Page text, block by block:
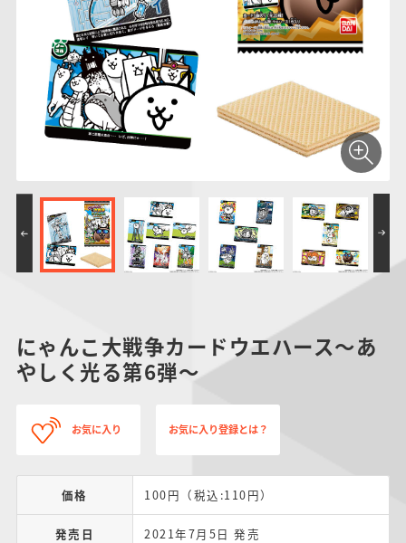
仮面ライダーシリー
ズ
PROJECT R.E.D.・
スーパー戦隊シリー
ズ
ガンダムシリーズ
ポケットモンスター
アンパンマン
サンリオキャラクタ
キャラパキ
つりグミ
にふぉるめーしょん
＆スクエアシール
SMPシリーズ
ポケモンスケールワ
キャラデコ
にゃんこ大戦争カードウエハース～あ
やしく光る第6弾～
お気に入り お気に入り登録とは？
価格 100円（税込:110円）
発売日 2021年7月5日 発売